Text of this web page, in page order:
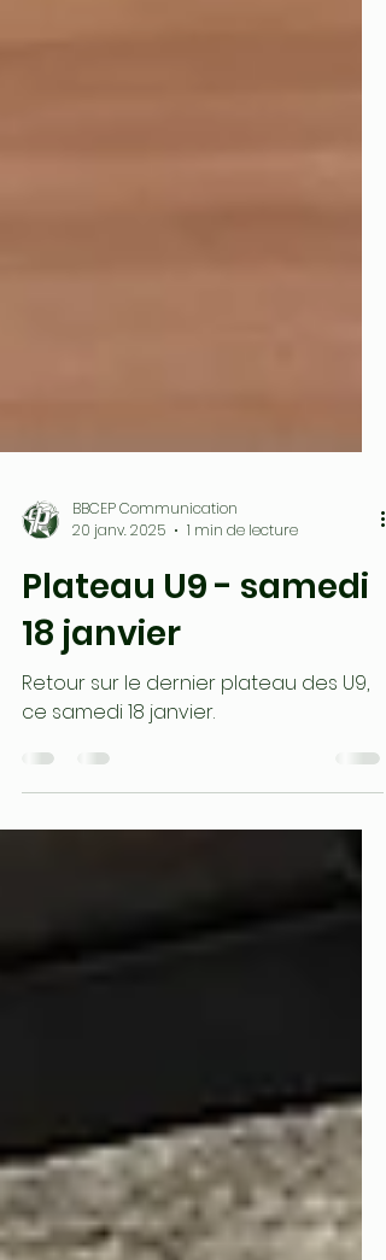
BBCEP Communication
20 janv. 2025
Plateau U9 - samedi
18 janvier
Retour sur le dernier plateau des U9,
ce samedi 18 janvier.